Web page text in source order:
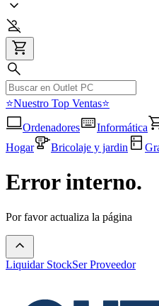
⭐Nuestro Top Ventas⭐
Ordenadores
Informática
Hogar
Bricolaje y jardin
Error interno.
Por favor actualiza la página
Liquidar StockSer Proveedor